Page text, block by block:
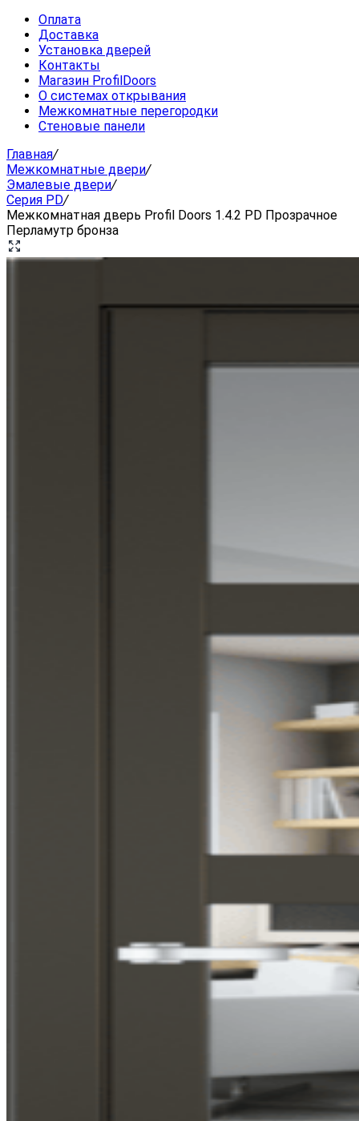
Оплата
Доставка
Установка дверей
Контакты
Магазин ProfilDoors
О системах открывания
Межкомнатные перегородки
Стеновые панели
Главная/
Межкомнатные двери/
Эмалевые двери/
Серия PD/
Межкомнатная дверь Profil Doors 1.4.2 PD Прозрачное
Перламутр бронза